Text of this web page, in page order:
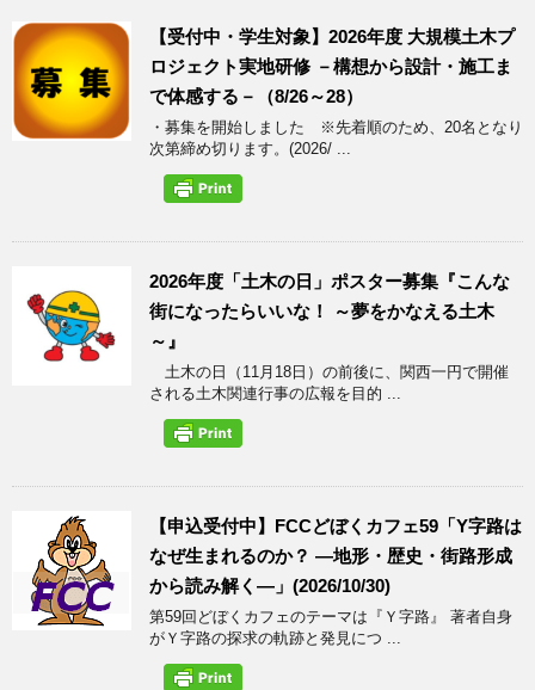
【受付中・学生対象】2026年度 大規模土木プ
ロジェクト実地研修 －構想から設計・施工ま
で体感する－（8/26～28）
・募集を開始しました ※先着順のため、20名となり
次第締め切ります。(2026/ ...
2026年度「土木の日」ポスター募集『こんな
街になったらいいな！ ～夢をかなえる土木
～』
土木の日（11月18日）の前後に、関西一円で開催
される土木関連行事の広報を目的 ...
【申込受付中】FCCどぼくカフェ59「Y字路は
なぜ生まれるのか？ ―地形・歴史・街路形成
から読み解く―」(2026/10/30)
第59回どぼくカフェのテーマは『Ｙ字路』 著者自身
がＹ字路の探求の軌跡と発見につ ...